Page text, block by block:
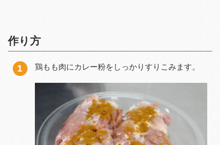
作り方
鶏もも肉にカレー粉をしっかりすりこみます。